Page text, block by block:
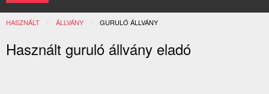
HASZNÁLT ÁLLVÁNY JELENLEGI:
GURULÓ ÁLLVÁNY
Használt guruló állvány eladó